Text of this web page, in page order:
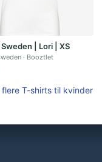
| Lori | XS
Booztlet
flere T-shirts til kvinder